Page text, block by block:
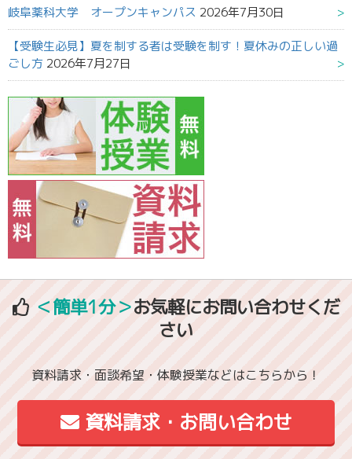
岐阜薬科大学 オープンキャンパス 2026年7月30日
【受験生必見】夏を制する者は受験を制す！夏休みの正しい過
ごし方 2026年7月27日
＜簡単1分＞お気軽にお問い合わせくだ
さい
資料請求・面談希望・体験授業などはこちらから！
資料請求・お問い合わせ